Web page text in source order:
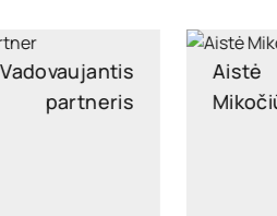
Partnerė